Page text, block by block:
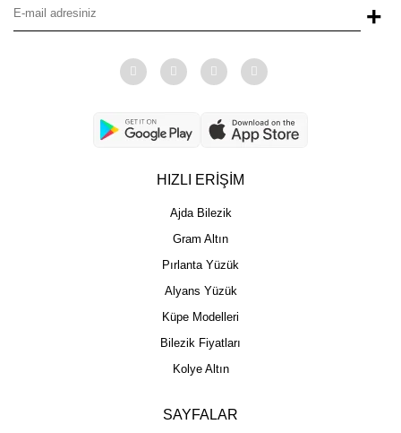
+
HIZLI ERİŞİM
Ajda Bilezik
Gram Altın
Pırlanta Yüzük
Alyans Yüzük
Küpe Modelleri
Bilezik Fiyatları
Kolye Altın
SAYFALAR